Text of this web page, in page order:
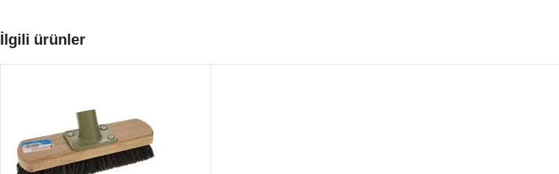
İlgili ürünler